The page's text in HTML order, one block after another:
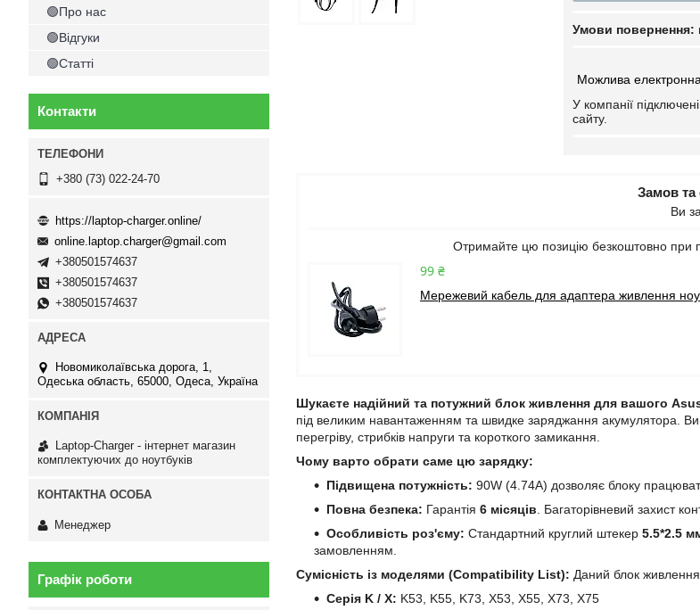
У компанії
сайту.
Замов та
Ви
Отримайте цю позицію безкоштовно при
99 ₴
Мережевий кабель для адаптера живлення
Шукаєте надійний та потужний блок живлення для вашого
під великим навантаженням та швидке заряджання акумулятора.
перегріву, стрибків напруги та короткого замикання.
Чому варто обрати саме цю зарядку:
Підвищена потужність: 90W (4.74A) дозволяє блоку
Повна безпека: Гарантія 6 місяців . Багаторівневий захист
Особливість роз'єму: Стандартний круглий штекер 5.5*2.5
замовленням.
Сумісність із моделями (Compatibility List): Даний блок живлення
Серія K / X: K53, K55, K73, X53, X55, X73, X75
🟢Про нас
🟢Відгуки
🟢Статті
Контакти
+380 (73) 022-24-70
https://laptop-charger.online/
online.laptop.charger@gmail.com
+380501574637
+380501574637
+380501574637
Новомиколаївська дорога, 1,
Одеська область, 65000, Одеса, Україна
Laptop-Charger - інтернет магазин
комплектуючих до ноутбуків
Менеджер
Графік роботи